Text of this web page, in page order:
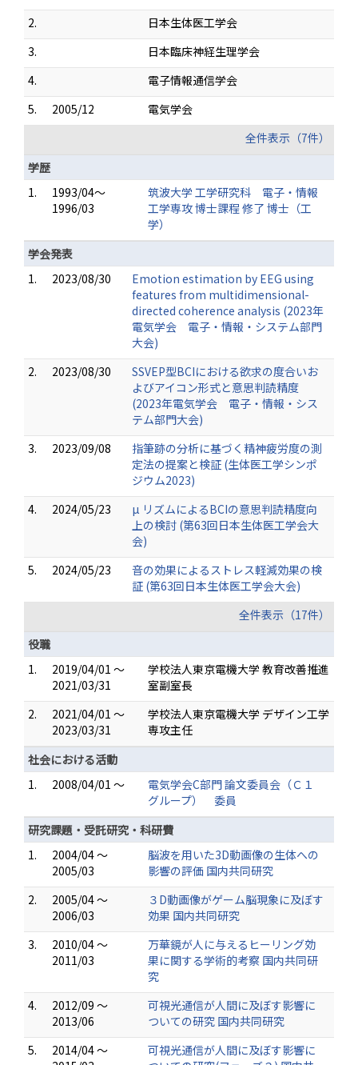
2.
日本生体医工学会
3.
日本臨床神経生理学会
4.
電子情報通信学会
5.
2005/12
電気学会
全件表示（7件）
学歴
1.
1993/04～
1996/03
筑波大学 工学研究科 電子・情報
工学専攻 博士課程 修了 博士（工
学）
学会発表
1.
2023/08/30
Emotion estimation by EEG using
features from multidimensional-
directed coherence analysis (2023年
電気学会 電子・情報・システム部門
大会)
2.
2023/08/30
SSVEP型BCIにおける欲求の度合いお
よびアイコン形式と意思判読精度
(2023年電気学会 電子・情報・シス
テム部門大会)
3.
2023/09/08
指筆跡の分析に基づく精神疲労度の測
定法の提案と検証 (生体医工学シンポ
ジウム2023)
4.
2024/05/23
µ リズムによるBCIの意思判読精度向
上の検討 (第63回日本生体医工学会大
会)
5.
2024/05/23
音の効果によるストレス軽減効果の検
証 (第63回日本生体医工学会大会)
全件表示（17件）
役職
1.
2019/04/01 ～
2021/03/31
学校法人東京電機大学 教育改善推進
室副室長
2.
2021/04/01 ～
2023/03/31
学校法人東京電機大学 デザイン工学
専攻主任
社会における活動
1.
2008/04/01 ～
電気学会C部門 論文委員会（Ｃ１
グループ） 委員
研究課題・受託研究・科研費
1.
2004/04 ～
2005/03
脳波を用いた3D動画像の生体への
影響の評価 国内共同研究
2.
2005/04 ～
2006/03
３D動画像がゲーム脳現象に及ぼす
効果 国内共同研究
3.
2010/04 ～
2011/03
万華鏡が人に与えるヒーリング効
果に関する学術的考察 国内共同研
究
4.
2012/09 ～
2013/06
可視光通信が人間に及ぼす影響に
ついての研究 国内共同研究
5.
2014/04 ～
可視光通信が人間に及ぼす影響に